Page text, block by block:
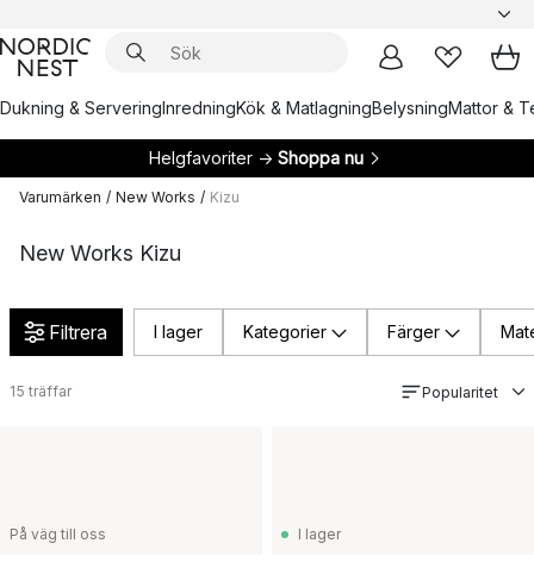
Dukning & ServeringInredningKök & MatlagningBelysningMattor &
Helgfavoriter → Shoppa nu
Varumärken / New Works / Kizu
New Works Kizu
Filtrera I lager Kategorier Färger
15 träffar Popularitet
På väg till oss I lager